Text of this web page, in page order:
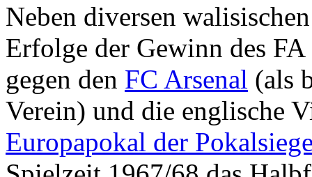
Neben diversen
Erfolge der Gewinn des
gegen den FC Arsenal (als
Verein) und die englische
Europapokal der